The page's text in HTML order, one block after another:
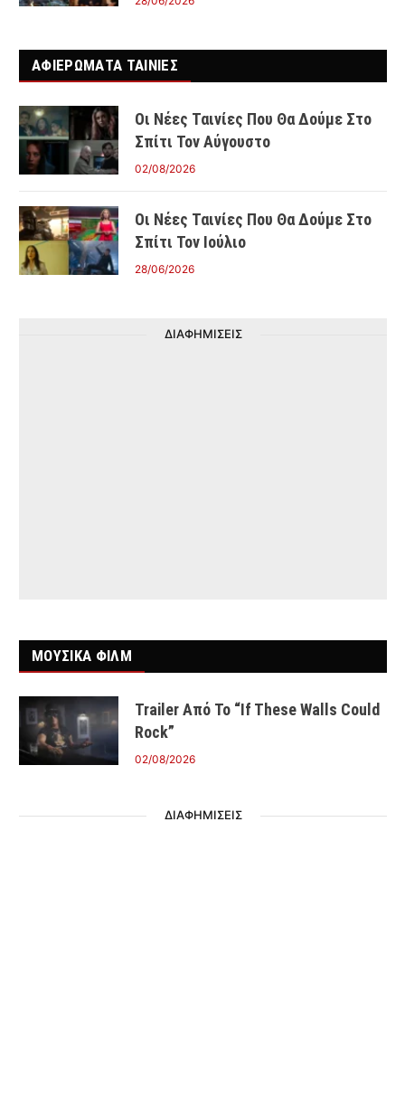
ΑΦΙΕΡΩΜΑΤΑ ΤΑΙΝΊΕΣ
Οι Νέες Ταινίες Που Θα Δούμε Στο
Σπίτι Τον Αύγουστο
02/08/2026
Οι Νέες Ταινίες Που Θα Δούμε Στο
Σπίτι Τον Ιούλιο
28/06/2026
ΔΙΑΦΗΜΙΣΕΙΣ
ΜΟΥΣΙΚΑ ΦΙΛΜ
Trailer Από Το “If These Walls Could
Rock”
02/08/2026
ΔΙΑΦΗΜΙΣΕΙΣ